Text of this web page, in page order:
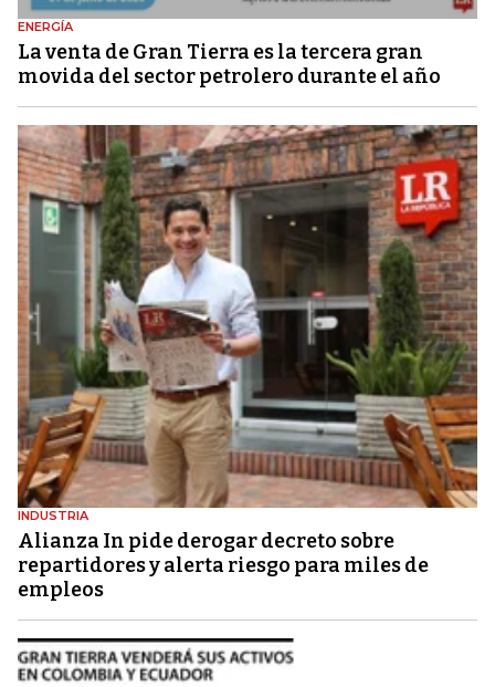
ENERGÍA
La venta de Gran Tierra es la tercera gran
movida del sector petrolero durante el año
INDUSTRIA
Alianza In pide derogar decreto sobre
repartidores y alerta riesgo para miles de
empleos